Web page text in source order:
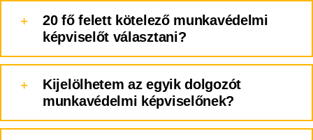
20 fő felett kötelező munkavédelmi
képviselőt választani?
Kijelölhetem az egyik dolgozót
munkavédelmi képviselőnek?